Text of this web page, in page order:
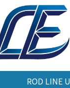
ROD LINE